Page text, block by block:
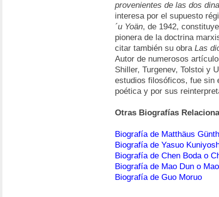
provenientes de las dos
interesa por el supuesto
´u Yoän, de 1942,
pionera de la doctrina
citar también su obra Las
Autor de numerosos
Shiller, Turgenev, Tolstoi y
estudios filosóficos, fue sin
poética y por sus
Otras Biografías
Biografía de Matthäus
Biografía de Yasuo
Biografía de Chen Boda o
Biografía de Mao Dun o
Biografía de Guo Moruo